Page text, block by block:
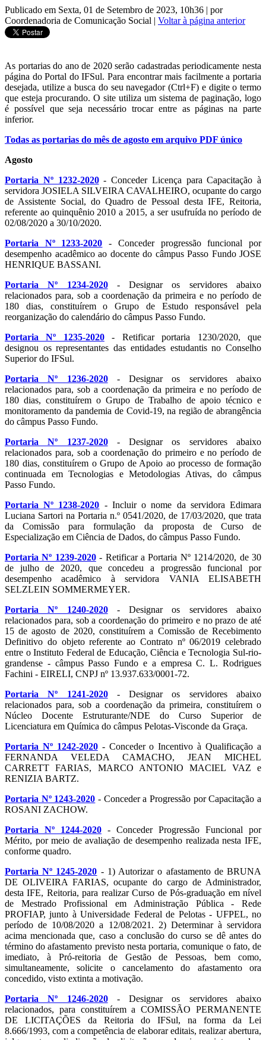
Publicado em Sexta, 01 de Setembro de 2023, 10h36 | por
Coordenadoria de Comunicação Social | Voltar à página anterior
As portarias do ano de 2020 serão cadastradas periodicamente nesta
página do Portal do IFSul. Para encontrar mais facilmente a portaria
desejada, utilize a busca do seu navegador (Ctrl+F) e digite o termo
que esteja procurando. O site utiliza um sistema de paginação, logo
é possível que seja necessário trocar entre as páginas na parte
inferior.
Todas as portarias do mês de agosto em arquivo PDF único
Agosto
Portaria Nº 1232-2020- Conceder Licença para Capacitação à
servidora JOSIELA SILVEIRA CAVALHEIRO, ocupante do cargo
de Assistente Social, do Quadro de Pessoal desta IFE, Reitoria,
referente ao quinquênio 2010 a 2015, a ser usufruída no período de
02/08/2020 a 30/10/2020.
Portaria Nº 1233-2020 - Conceder progressão funcional por
desempenho acadêmico ao docente do câmpus Passo Fundo JOSE
HENRIQUE BASSANI.
Portaria Nº 1234-2020- Designar os servidores abaixo
relacionados para, sob a coordenação da primeira e no período de
180 dias, constituírem o Grupo de Estudo responsável pela
reorganização do calendário do câmpus Passo Fundo.
Portaria Nº 1235-2020- Retificar portaria 1230/2020, que
designou os representantes das entidades estudantis no Conselho
Superior do IFSul.
Portaria Nº 1236-2020- Designar os servidores abaixo
relacionados para, sob a coordenação da primeira e no período de
180 dias, constituírem o Grupo de Trabalho de apoio técnico e
monitoramento da pandemia de Covid-19, na região de abrangência
do câmpus Passo Fundo.
Portaria Nº 1237-2020- Designar os servidores abaixo
relacionados para, sob a coordenação do primeiro e no período de
180 dias, constituírem o Grupo de Apoio ao processo de formação
continuada em Tecnologias e Metodologias Ativas, do câmpus
Passo Fundo.
Portaria Nº 1238-2020 - Incluir o nome da servidora Edimara
Luciana Sartori na Portaria n.º 0541/2020, de 17/03/2020, que trata
da Comissão para formulação da proposta de Curso de
Especialização em Ciência de Dados, do câmpus Passo Fundo.
Portaria Nº 1239-2020- Retificar a Portaria Nº 1214/2020, de 30
de julho de 2020, que concedeu a progressão funcional por
desempenho acadêmico à servidora VANIA ELISABETH
SELZLEIN SOMMERMEYER.
Portaria Nº 1240-2020- Designar os servidores abaixo
relacionados para, sob a coordenação do primeiro e no prazo de até
15 de agosto de 2020, constituírem a Comissão de Recebimento
Definitivo do objeto referente ao Contrato nº 06/2019 celebrado
entre o Instituto Federal de Educação, Ciência e Tecnologia Sul-rio-
grandense - câmpus Passo Fundo e a empresa C. L. Rodrigues
Fachini - EIRELI, CNPJ nº 13.937.633/0001-72.
Portaria Nº 1241-2020- Designar os servidores abaixo
relacionados para, sob a coordenação da primeira, constituírem o
Núcleo Docente Estruturante/NDE do Curso Superior de
Licenciatura em Química do câmpus Pelotas-Visconde da Graça.
Portaria Nº 1242-2020- Conceder o Incentivo à Qualificação a
FERNANDA VELEDA CAMACHO, JEAN MICHEL
CARRETT FARIAS, MARCO ANTONIO MACIEL VAZ e
RENIZIA BARTZ.
Portaria Nº 1243-2020 - Conceder a Progressão por Capacitação a
ROSANI ZACHOW.
Portaria Nº 1244-2020 - Conceder Progressão Funcional por
Mérito, por meio de avaliação de desempenho realizada nesta IFE,
conforme quadro.
Portaria Nº 1245-2020 - 1) Autorizar o afastamento de BRUNA
DE OLIVEIRA FARIAS, ocupante do cargo de Administrador,
desta IFE, Reitoria, para realizar Curso de Pós-graduação em nível
de Mestrado Profissional em Administração Pública - Rede
PROFIAP, junto à Universidade Federal de Pelotas - UFPEL, no
período de 10/08/2020 a 12/08/2021. 2) Determinar à servidora
acima mencionada que, caso a conclusão do curso se dê antes do
término do afastamento previsto nesta portaria, comunique o fato, de
imediato, à Pró-reitoria de Gestão de Pessoas, bem como,
simultaneamente, solicite o cancelamento do afastamento ora
concedido, visto extinta a motivação.
Portaria Nº 1246-2020- Designar os servidores abaixo
relacionados, para constituírem a COMISSÃO PERMANENTE
DE LICITAÇÕES da Reitoria do IFSul, na forma da Lei
8.666/1993, com a competência de elaborar editais, realizar abertura,